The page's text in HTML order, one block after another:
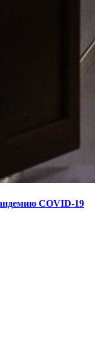
COVID-19